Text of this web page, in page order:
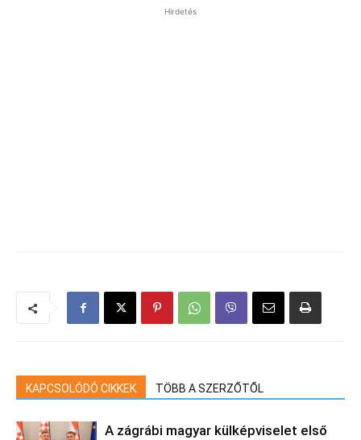
Hirdetés
KAPCSOLÓDÓ CIKKEK TÖBB A SZERZŐTŐL
A zágrábi magyar külképviselet első